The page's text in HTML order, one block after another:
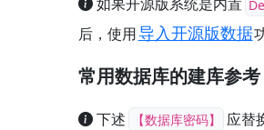
后，使用导入开源版数据
常用数据库的建库参考
下述 【数据库密码】 应替